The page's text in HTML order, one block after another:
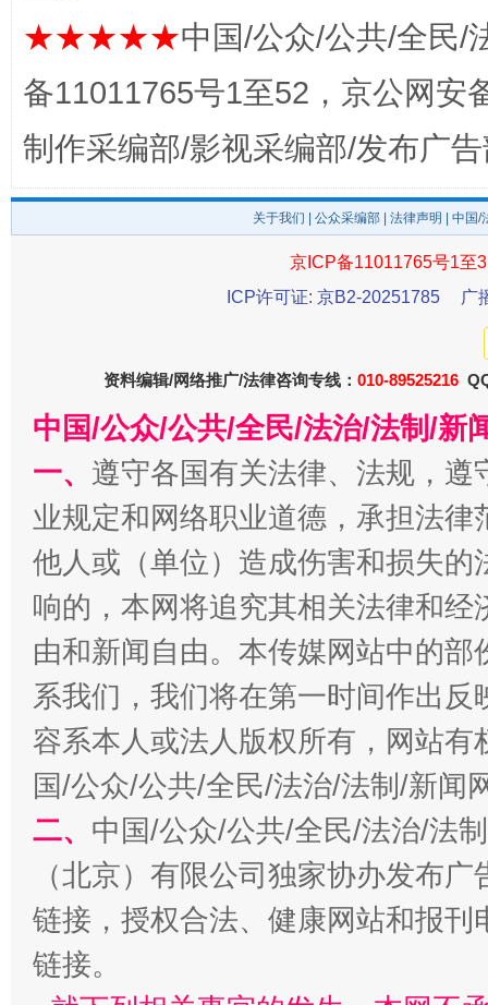
魏明亮
生
揭批美国五大"原罪" "炒
★★★★★中国/公众/公共/全民/
备11011765号1至52，京公网安
制作采编部/影视采编部/发布广
关于我们 公众采编部 法律声明 | 中国
京ICP备11011765号1至
ICP许可证: 京B2-20251785
广
资料编辑/网络推广/法律咨询专线： 010-89525216
中国/公众/公共/全民/法治/法制/新
一、 遵守各国有关法律、法规，
业规定和网络职业道德，承担法
他人或（单位）造成伤害和损失
响的，本网将追究其相关法律和
由和新闻自由。本传媒网站中的
系我们，我们将在第一时间作出
容系本人或法人版权所有，网站
国/公众/公共/全民/法治/法制/新闻
二、 中国/公众/公共/全民/法治/法
（北京）有限公司独家协办发布
链接，授权合法、健康网站和报
链接。